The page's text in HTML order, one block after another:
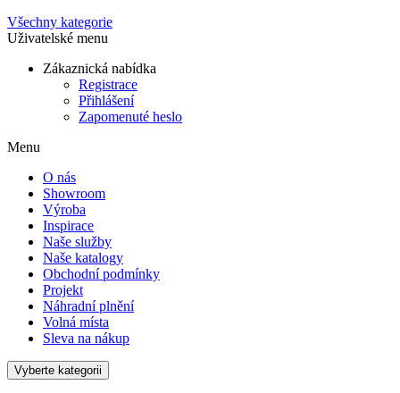
Všechny kategorie
Uživatelské menu
Zákaznická nabídka
Registrace
Přihlášení
Zapomenuté heslo
Menu
O nás
Showroom
Výroba
Inspirace
Naše služby
Naše katalogy
Obchodní podmínky
Projekt
Náhradní plnění
Volná místa
Sleva na nákup
Vyberte kategorii